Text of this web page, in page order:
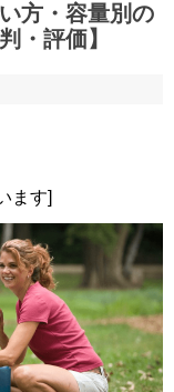
方・容量別の
・評価】
ます]